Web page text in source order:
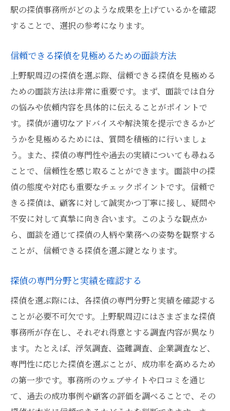
駅の探偵事務所がどのような成果を上げているかを確認
することで、選択の参考になります。
信頼できる探偵を見極めるための面談方法
上野駅周辺の探偵を選ぶ際、信頼できる探偵を見極める
ための面談方法は非常に重要です。まず、面談では自分
の悩みや依頼内容を具体的に伝えることがポイントで
す。探偵が適切なアドバイスや解決策を提示できるかど
うかを見極めるためには、質問を積極的に行いましょ
う。また、探偵の専門性や過去の実績についても尋ねる
ことで、信頼性を感じ取ることができます。面談中の探
偵の態度や対応も重要なチェックポイントです。信頼で
きる探偵は、顧客に対して誠実かつ丁寧に接し、疑問や
不安に対して真摯に向き合います。このような観点か
ら、面談を通じて探偵の人柄や業務への姿勢を観察する
ことが、信頼できる探偵を選ぶ鍵となります。
探偵の専門分野と実績を確認する
探偵を選ぶ際には、各探偵の専門分野と実績を確認する
ことが必要不可欠です。上野駅周辺にはさまざまな探偵
事務所が存在し、それぞれ得意とする調査内容が異なり
ます。たとえば、浮気調査、盗難調査、企業調査など、
専門性に応じた探偵を選ぶことが、成功率を高めるため
の第一歩です。事務所のウェブサイトや口コミを通じ
て、過去の成功事例や顧客の評価を調べることで、その